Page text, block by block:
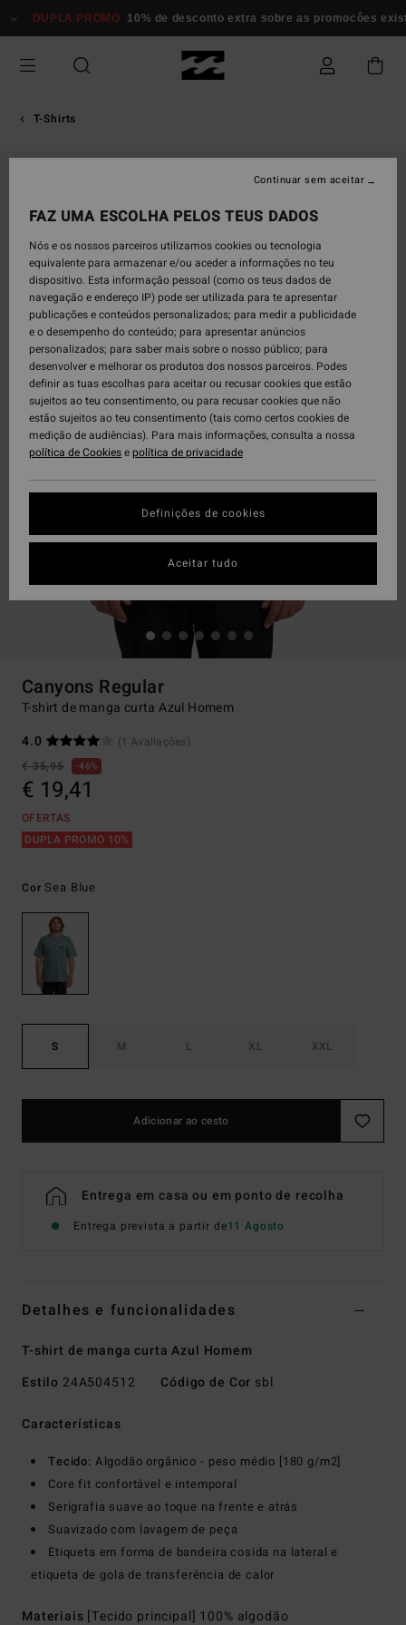
para
informação
DUPLA PROMO 10% de desconto extra sobre as promocôes
T-Shirts
Canyons Regular
T-shirt de manga curta Azul Homem
4.0
(1 Avaliações)
€ 35,95
46%
€ 19,41
OFERTAS
DUPLA PROMO 10%
Cor Sea Blue
S M L XL XXL
Adicionar ao cesto
Entrega em casa ou em ponto de recolha
Entrega prevista a partir de11 Agosto
Detalhes e funcionalidades
T-shirt de manga curta Azul Homem
Estilo 24A504512 Código de Cor sbl
Características
Tecido: Algodão orgânico - peso médio [180 g/m2]
Core fit confortável e intemporal
Serigrafia suave ao toque na frente e atrás
Suavizado com lavagem de peça
Etiqueta em forma de bandeira cosida na lateral e
etiqueta de gola de transferência de calor
Materiais [Tecido principal] 100% algodão
FAZ UMA ESCOLHA PELOS TEUS DADOS
Nós e os nossos parceiros utilizamos cookies ou tecnologia
equivalente para armazenar e/ou aceder a informações no teu
dispositivo. Esta informação pessoal (como os teus dados de
navegação e endereço IP) pode ser utilizada para te apresentar
publicações e conteúdos personalizados; para medir a publicidade
e o desempenho do conteúdo; para apresentar anúncios
personalizados; para saber mais sobre o nosso público; para
desenvolver e melhorar os produtos dos nossos parceiros. Podes
definir as tuas escolhas para aceitar ou recusar cookies que estão
sujeitos ao teu consentimento, ou para recusar cookies que não
estão sujeitos ao teu consentimento (tais como certos cookies de
medição de audiências). Para mais informações, consulta a nossa
política de Cookiesepolítica de privacidade
Definições de cookies
Continuar sem aceitar
Aceitar tudo